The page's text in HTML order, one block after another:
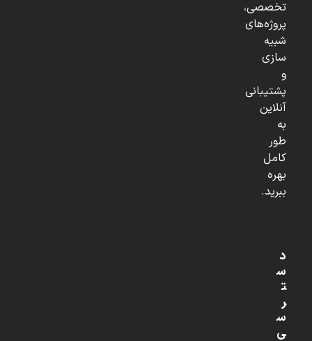
تخصصی،
پروژه‌های
شبیه
سازی
و
پشتیبانی
آنلاین
به
طور
کامل
بهره
ببرید.
د
س
ت
ر
س
ی